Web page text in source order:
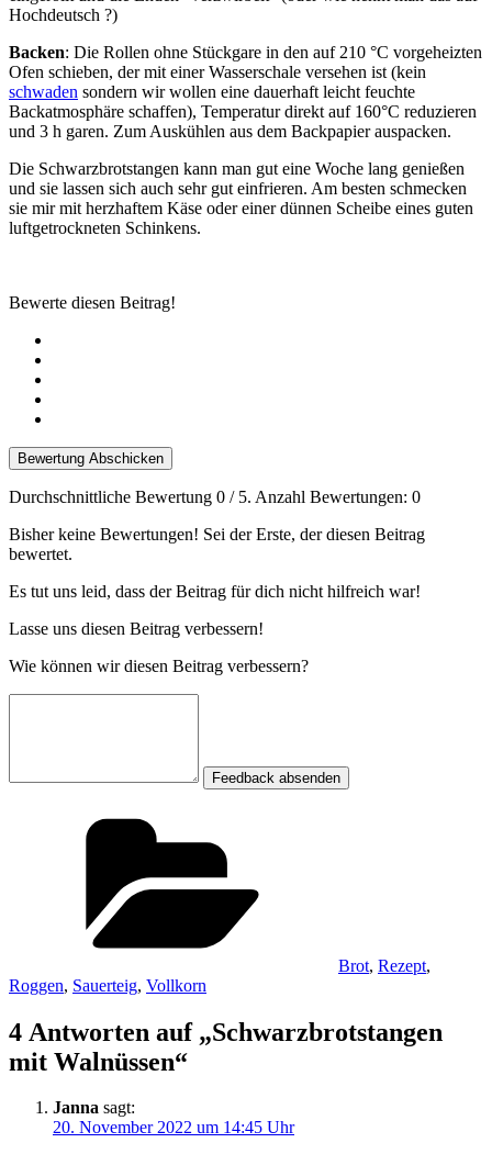
Hochdeutsch ?)
Backen: Die Rollen ohne Stückgare in den auf 210 °C vorgeheizten
Ofen schieben, der mit einer Wasserschale versehen ist (kein
schwaden sondern wir wollen eine dauerhaft leicht feuchte
Backatmosphäre schaffen), Temperatur direkt auf 160°C reduzieren
und 3 h garen. Zum Auskühlen aus dem Backpapier auspacken.
Die Schwarzbrotstangen kann man gut eine Woche lang genießen
und sie lassen sich auch sehr gut einfrieren. Am besten schmecken
sie mir mit herzhaftem Käse oder einer dünnen Scheibe eines guten
luftgetrockneten Schinkens.
Bewerte diesen Beitrag!
Bewertung Abschicken
Durchschnittliche Bewertung 0 / 5. Anzahl Bewertungen: 0
Bisher keine Bewertungen! Sei der Erste, der diesen Beitrag
bewertet.
Es tut uns leid, dass der Beitrag für dich nicht hilfreich war!
Lasse uns diesen Beitrag verbessern!
Wie können wir diesen Beitrag verbessern?
Feedback absenden
Brot, Rezept,
Roggen, Sauerteig, Vollkorn
4 Antworten auf „Schwarzbrotstangen
mit Walnüssen“
Janna sagt:
20. November 2022 um 14:45 Uhr